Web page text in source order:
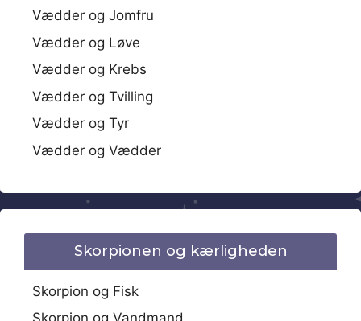
Vædder og Jomfru
Vædder og Løve
Vædder og Krebs
Vædder og Tvilling
Vædder og Tyr
Vædder og Vædder
Skorpionen og kærligheden
Skorpion og Fisk
Skorpion og Vandmand